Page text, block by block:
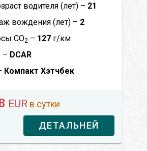
водителя (лет) – 21
вождения (лет) – 2
CO2 – 127 г/км
– DCAR
Компакт Хэтчбек
EUR в сутки
ДЕТАЛЬНЕЙ